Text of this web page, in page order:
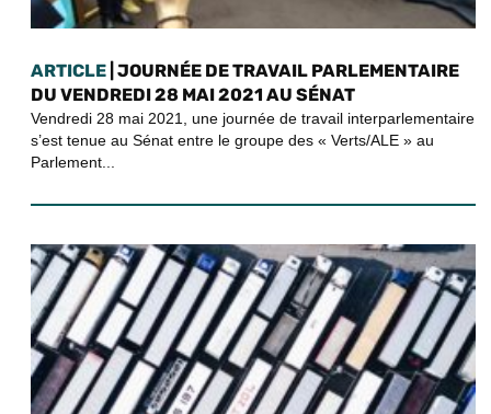
ARTICLE | JOURNÉE DE TRAVAIL PARLEMENTAIRE
DU VENDREDI 28 MAI 2021 AU SÉNAT
Vendredi 28 mai 2021, une journée de travail interparlementaire
s’est tenue au Sénat entre le groupe des « Verts/ALE » au
Parlement...